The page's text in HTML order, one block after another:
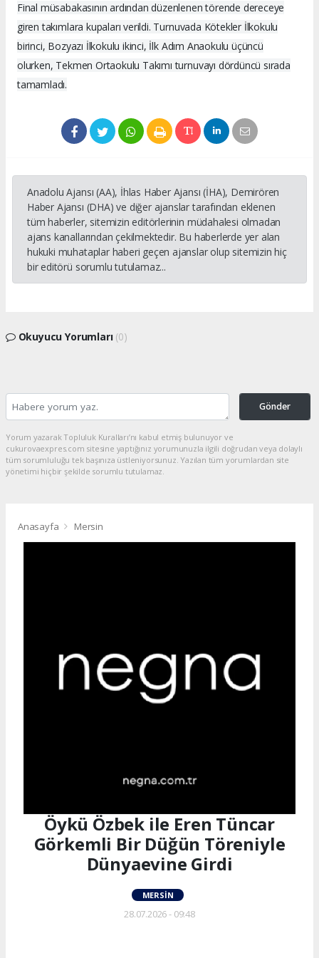
Final müsabakasının ardından düzenlenen törende dereceye
giren takımlara kupaları verildi. Turnuvada Kötekler İlkokulu
birinci, Bozyazı İlkokulu ikinci, İlk Adım Anaokulu üçüncü
olurken, Tekmen Ortaokulu Takımı turnuvayı dördüncü sırada
tamamladı.
Anadolu Ajansı (AA), İhlas Haber Ajansı (İHA), Demirören
Haber Ajansı (DHA) ve diğer ajanslar tarafından eklenen
tüm haberler, sitemizin editörlerinin müdahalesi olmadan
ajans kanallarından çekilmektedir. Bu haberlerde yer alan
hukuki muhataplar haberi geçen ajanslar olup sitemizin hiç
bir editörü sorumlu tutulamaz...
Okuyucu Yorumları (0)
Gönder
Yorum yazarak Topluluk Kuralları’nı kabul etmiş bulunuyor ve
cukurovaexpres.com sitesine yaptığınız yorumunuzla ilgili doğrudan veya dolaylı
tüm sorumluluğu tek başınıza üstleniyorsunuz. Yazılan tüm yorumlardan site
yönetimi hiçbir şekilde sorumlu tutulamaz.
Anasayfa Mersin
Öykü Özbek ile Eren Tüncar
Görkemli Bir Düğün Töreniyle
Dünyaevine Girdi
MERSIN
28.07.2026 - 09:48